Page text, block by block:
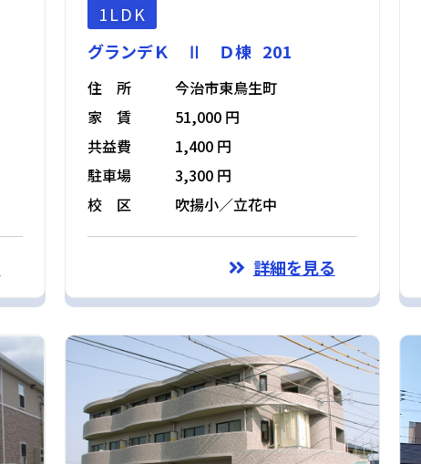
1LDK
グランデＫ Ⅱ Ｄ棟 201
住 所
今治市東鳥生町
家 賃
51,000 円
共益費
1,400 円
駐車場
3,300 円
校 区
吹揚小／立花中
詳細を見る